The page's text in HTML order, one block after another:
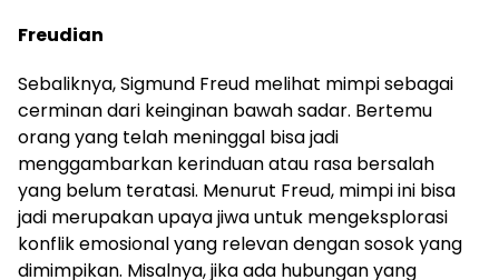
Freudian
Sebaliknya, Sigmund Freud melihat mimpi sebagai
cerminan dari keinginan bawah sadar. Bertemu
orang yang telah meninggal bisa jadi
menggambarkan kerinduan atau rasa bersalah
yang belum teratasi. Menurut Freud, mimpi ini bisa
jadi merupakan upaya jiwa untuk mengeksplorasi
konflik emosional yang relevan dengan sosok yang
dimimpikan. Misalnya, jika ada hubungan yang